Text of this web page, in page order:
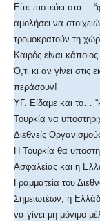
Είτε πιστεύει στα…
αμολήσει να
τρομοκρατούν τη
Καιρός είναι
Ό,τι κι αν γίνει
περάσουν!
ΥΓ. Είδαμε και το…
Τουρκία να
Διεθνείς
Η Τουρκία θα
Ασφαλείας και η
Γραμματεία του
Σημειωτέων, η
να γίνει μη μόνιμο